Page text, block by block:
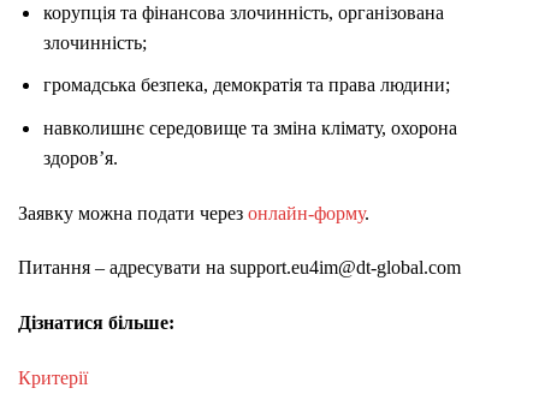
корупція та фінансова злочинність, організована
злочинність;
громадська безпека, демократія та права людини;
навколишнє середовище та зміна клімату, охорона
здоров’я.
Заявку можна подати через онлайн-форму.
Питання – адресувати на support.eu4im@dt-global.com
Дізнатися більше:
Критерії